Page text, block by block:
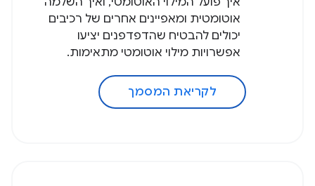
אוטומטית ומאפיינים אחרים של רכיבים
יכולים להבטיח שהדפדפנים יציעו
אפשרויות מילוי אוטומטי מתאימות.
לקריאת המסמך